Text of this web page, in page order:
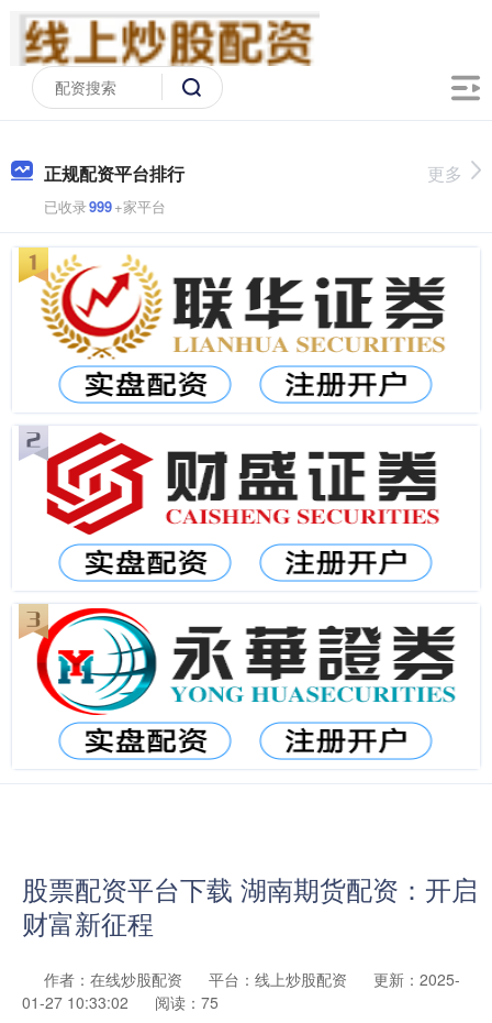
正规配资平台排行
已收录999+家平台
更多
股票配资平台下载 湖南期货配资：开启
财富新征程
作者：在线炒股配资 平台：线上炒股配资
更新：2025-
01-27 10:33:02
阅读：75